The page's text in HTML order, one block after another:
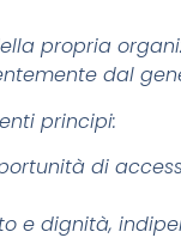
propria
dal
principi:
di
e dignità,